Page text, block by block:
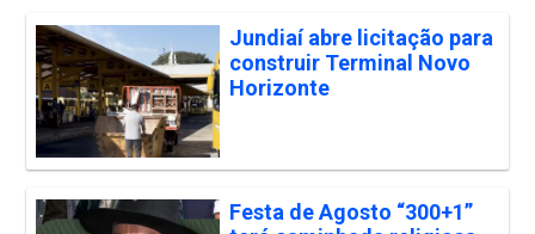
Jundiaí abre licitação para
construir Terminal Novo
Horizonte
Festa de Agosto “300+1”